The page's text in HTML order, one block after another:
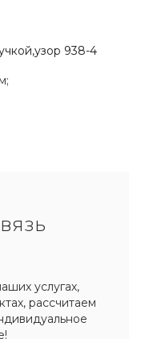
938-4
услугах,
рассчитаем